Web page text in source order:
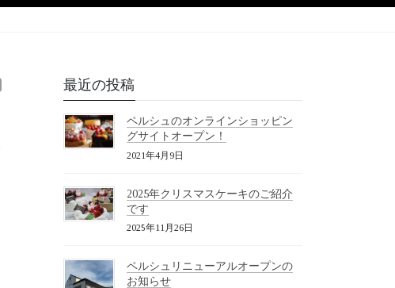
最近の投稿
ペルシュのオンラインショッピン
グサイトオープン！
2021年4月9日
2025年クリスマスケーキのご紹介
です
2025年11月26日
ペルシュリニューアルオープンの
お知らせ